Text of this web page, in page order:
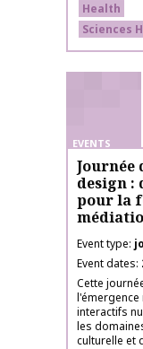
Health
Sciences
EVENTS
Journée
design
pour la
Event type
Event dates
Cette
interactifs
les
culturelle et